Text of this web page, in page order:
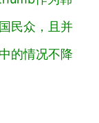
民众，且并
的情况不降